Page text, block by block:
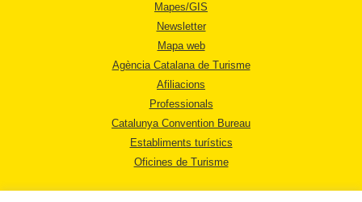
Mapes/GIS
Newsletter
Mapa web
Agència Catalana de Turisme
Afiliacions
Professionals
Catalunya Convention Bureau
Establiments turístics
Oficines de Turisme